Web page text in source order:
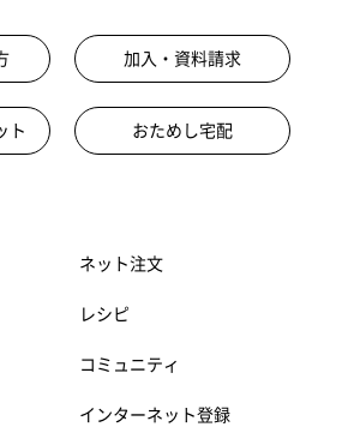
加入・資料請求
ト おためし宅配
ネット注文
レシピ
コミュニティ
インターネット登録